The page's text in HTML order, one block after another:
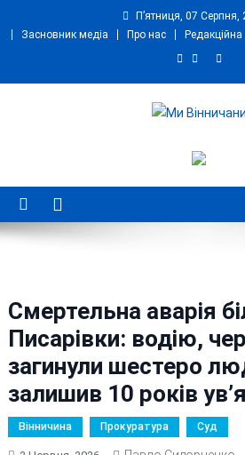
П’ятниця, 07 Серпня,
Засновник медіа
Про нас Редакційна
Смертельна аварія
Писарівки: водію,
загинули шестеро
залишив 10 років
Вінничина Прокуратура Суд